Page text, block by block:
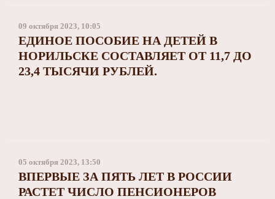
09 октября 2023, 10:05
ЕДИНОЕ ПОСОБИЕ НА ДЕТЕЙ В
НОРИЛЬСКЕ СОСТАВЛЯЕТ ОТ 11,7 ДО
23,4 ТЫСЯЧИ РУБЛЕЙ.
05 октября 2023, 13:50
ВПЕРВЫЕ ЗА ПЯТЬ ЛЕТ В РОССИИ
РАСТЕТ ЧИСЛО ПЕНСИОНЕРОВ